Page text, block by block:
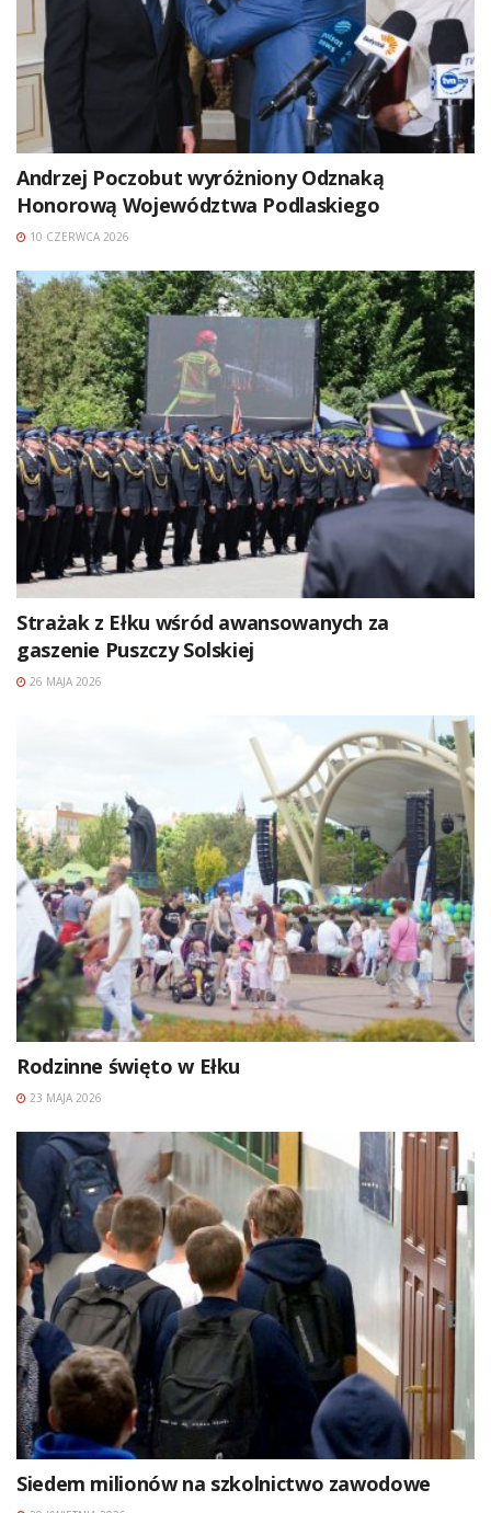
Andrzej Poczobut wyróżniony Odznaką
Honorową Województwa Podlaskiego
10 CZERWCA 2026
Strażak z Ełku wśród awansowanych za
gaszenie Puszczy Solskiej
26 MAJA 2026
Rodzinne święto w Ełku
23 MAJA 2026
Siedem milionów na szkolnictwo zawodowe